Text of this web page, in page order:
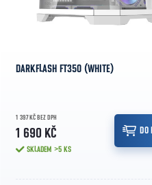
DARKFLASH FT350 (WHITE)
1 397 KČ BEZ DPH
1 690 KČ
SKLADEM >5 KS
DO